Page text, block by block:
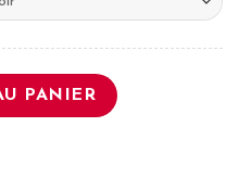
PANIER